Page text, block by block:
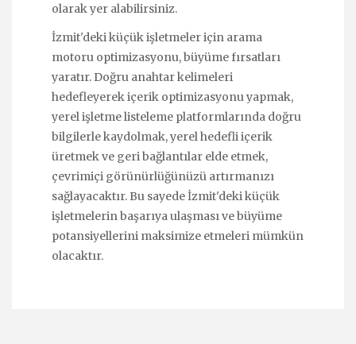
olarak yer alabilirsiniz.
İzmit'deki küçük işletmeler için arama
motoru optimizasyonu, büyüme fırsatları
yaratır. Doğru anahtar kelimeleri
hedefleyerek içerik optimizasyonu yapmak,
yerel işletme listeleme platformlarında doğru
bilgilerle kaydolmak, yerel hedefli içerik
üretmek ve geri bağlantılar elde etmek,
çevrimiçi görünürlüğünüzü artırmanızı
sağlayacaktır. Bu sayede İzmit'deki küçük
işletmelerin başarıya ulaşması ve büyüme
potansiyellerini maksimize etmeleri mümkün
olacaktır.